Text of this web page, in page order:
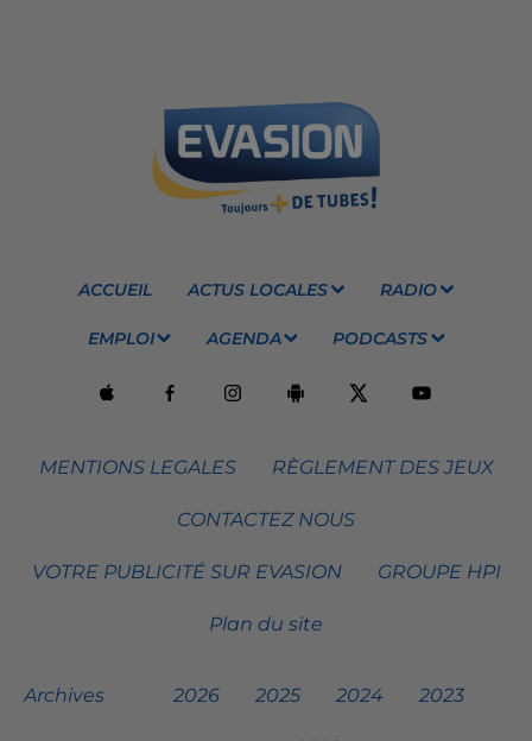
ACCUEIL ACTUS LOCALES RADIO
EMPLOI AGENDA PODCASTS
MENTIONS LEGALES RÈGLEMENT DES JEUX
CONTACTEZ NOUS
VOTRE PUBLICITÉ SUR EVASION GROUPE HPI
Plan du site
Archives 2026 2025 2024 2023